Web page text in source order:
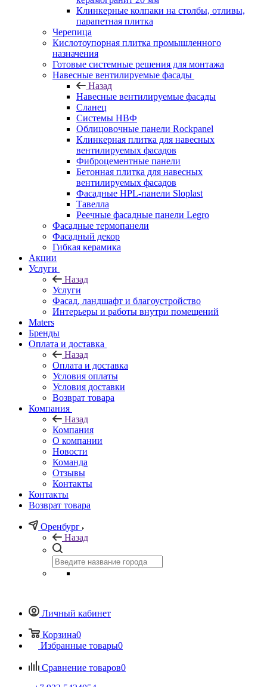
Клинкерные колпаки на столбы, отливы,
парапетная плитка
Черепица
Кислотоупорная плитка промышленного
назначения
Готовые системные решения для монтажа
Навесные вентилируемые фасады
Назад
Навесные вентилируемые фасады
Сланец
Системы НВФ
Облицовочные панели Rockpanel
Клинкерная плитка для навесных
вентилируемых фасадов
Фиброцементные панели
Бетонная плитка для навесных
вентилируемых фасадов
Фасадные HPL-панели Sloplast
Тавелла
Реечные фасадные панели Legro
Фасадные термопанели
Фасадный декор
Гибкая керамика
Акции
Услуги
Назад
Услуги
Фасад, ландшафт и благоустройство
Интерьеры и работы внутри помещений
Maters
Бренды
Оплата и доставка
Назад
Оплата и доставка
Условия оплаты
Условия доставки
Возврат товара
Компания
Назад
Компания
О компании
Новости
Команда
Отзывы
Контакты
Контакты
Возврат товара
Оренбург
Назад
Личный кабинет
Корзина0
Избранные товары0
Сравнение товаров0